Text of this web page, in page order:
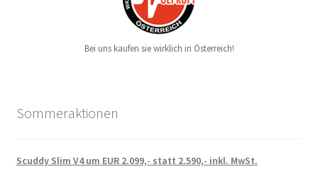
Bei uns kaufen sie wirklich in Österreich!
Sommeraktionen
Scuddy Slim V4 um EUR 2.099,- statt 2.590,- inkl. MwSt.